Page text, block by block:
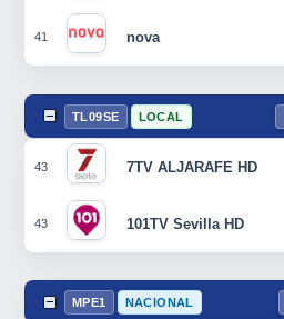
41 nova
TL09SE LOCAL
43 7TV ALJARAFE HD
43 101TV Sevilla HD
MPE1 NACIONAL